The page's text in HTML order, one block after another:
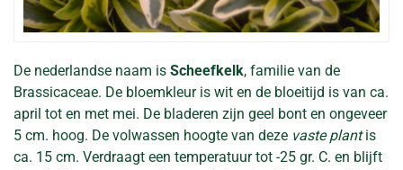
De nederlandse naam is Scheefkelk, familie van de
Brassicaceae. De bloemkleur is wit en de bloeitijd is van ca.
april tot en met mei. De bladeren zijn geel bont en ongeveer
5 cm. hoog. De volwassen hoogte van deze vaste plantis
ca. 15 cm. Verdraagt een temperatuur tot -25 gr. C. en blijft